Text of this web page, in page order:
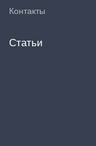
Контакты
Статьи